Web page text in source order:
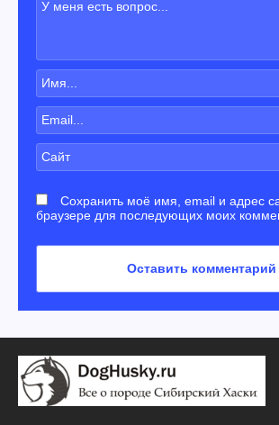
Сохранить моё имя, email и адрес
браузере для последующих моих